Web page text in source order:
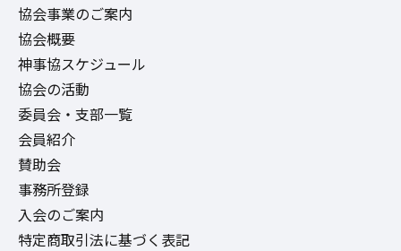
協会事業のご案内
協会概要
神事協スケジュール
協会の活動
委員会・支部一覧
会員紹介
賛助会
事務所登録
入会のご案内
特定商取引法に基づく表記